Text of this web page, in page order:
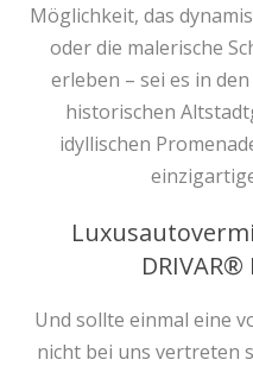
Möglichkeit, das
oder die malerische
erleben – sei es in
historischen
idyllischen
Und sollte einmal eine
nicht bei uns vertreten